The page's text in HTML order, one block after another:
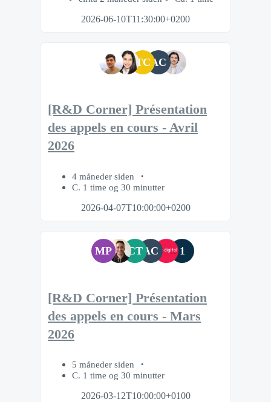
2026-06-10T11:30:00+0200
TC AC
[R&D Corner] Présentation
des appels en cours - Avril
2026
4 måneder siden
C. 1 time og 30 minutter
2026-04-07T10:00:00+0200
MP CT AC 1
[R&D Corner] Présentation
des appels en cours - Mars
2026
5 måneder siden
C. 1 time og 30 minutter
2026-03-12T10:00:00+0100